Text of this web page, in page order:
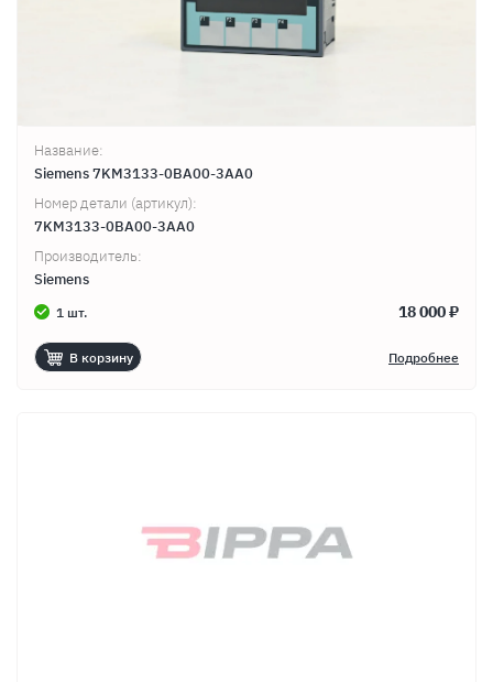
Название:
Siemens 7KM3133-0BA00-3AA0
Номер детали (артикул):
7KM3133-0BA00-3AA0
Производитель:
Siemens
1 шт. 18 000 ₽
В корзину Подробнее